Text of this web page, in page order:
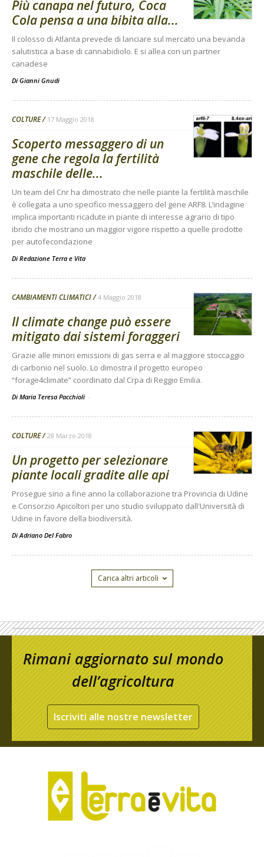
Più canapa nel futuro, Coca
Cola pensa a una bibita alla...
Il colosso di Atlanta prevede di lanciare sul mercato una bevanda
salutistica a base di cannabidiolo. E si allea con un partner
canadese
Di Gianni Gnudi
COLTURE 17 Maggio 2018
Scoperto messaggero di un
gene che regola la fertilità
maschile delle...
Un team del Cnr ha dimostrato che nelle piante la fertilità maschile
è collegata a uno specifico messaggero del gene ARF8. L’indagine
implica importanti ricadute in piante di interesse agrario di tipo
ibrido che mostrano un maggior vigore rispetto a quelle prodotte
per autofecondazione
Di Redazione Terra e Vita
CAMBIAMENTI CLIMATICI 4 Maggio 2018
Il climate change può essere
mitigato dai sistemi foraggeri
Grazie alle minori emissioni di gas serra e al maggiore stoccaggio
di carbonio nel suolo. Lo dimostra il progetto europeo
“forage4climate” coordinato dal Crpa di Reggio Emilia.
Di Maria Teresa Pacchioli -
COLTURE 28 Marzo 2018
Un progetto per selezionare
piante locali gradite alle api
Prosegue sino a fine anno la collaborazione tra Provincia di Udine
e Consorzio Apicoltori per uno studio sviluppato dall'Università di
Udine in favore della biodiversità.
DiAdriano Del Fabro
Carica altri articoli
Rimani aggiornato sul mondo
dell’agricoltura
Iscriviti alle nostre newsletter